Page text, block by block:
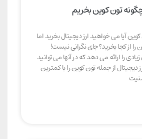
تون کوین بخریم
آیا می خواهید ارز دیجیتال بخرید اما
را از کجا بخرید؟جای نگرانی نیست!
را ارائه می دهد که در آنها می توانید
دیجیتال از جمله تون کوین را با کمترین